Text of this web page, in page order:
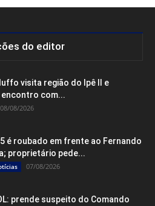
do editor
visita região do Ipê II e
com...
08/08/2026
é roubado em frente ao Fernando
proprietário pede...
07/08/2026
prende suspeito do Comando